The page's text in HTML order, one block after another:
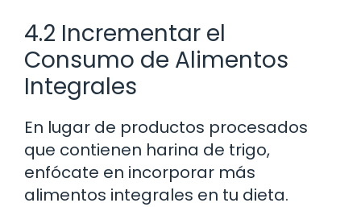
4.2 Incrementar el
Consumo de Alimentos
Integrales
En lugar de productos procesados
que contienen harina de trigo,
enfócate en incorporar más
alimentos integrales en tu dieta.